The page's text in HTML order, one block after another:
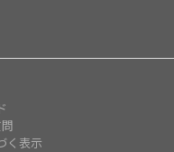
く表示